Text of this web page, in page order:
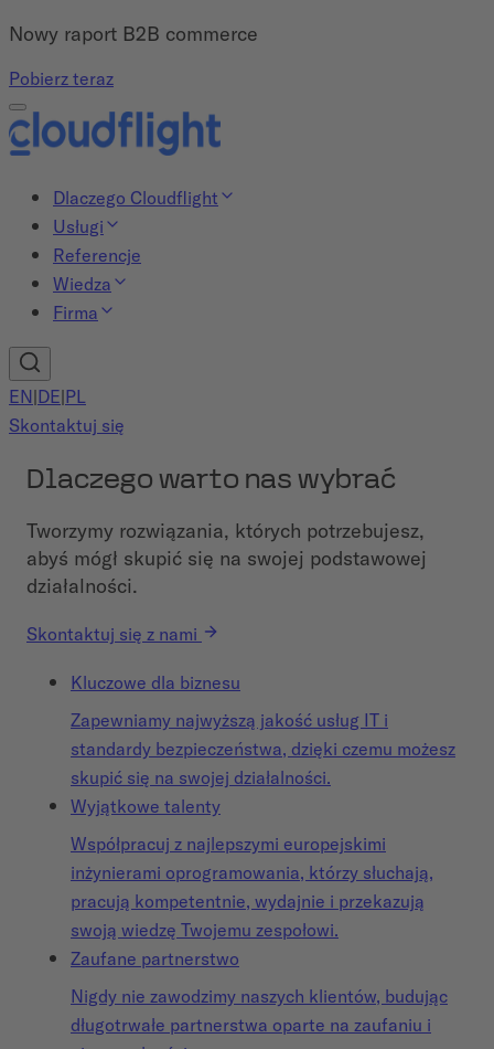
Nowy raport B2B commerce
Pobierz teraz
Dlaczego Cloudflight
Usługi
Referencje
Wiedza
Firma
EN|DE|PL
Skontaktuj się
Dlaczego warto nas wybrać
Tworzymy rozwiązania, których potrzebujesz,
abyś mógł skupić się na swojej podstawowej
działalności.
Skontaktuj się z nami
Kluczowe dla biznesu
Zapewniamy najwyższą jakość usług IT i
standardy bezpieczeństwa, dzięki czemu możesz
skupić się na swojej działalności.
Wyjątkowe talenty
Współpracuj z najlepszymi europejskimi
inżynierami oprogramowania, którzy słuchają,
pracują kompetentnie, wydajnie i przekazują
swoją wiedzę Twojemu zespołowi.
Zaufane partnerstwo
Nigdy nie zawodzimy naszych klientów, budując
długotrwałe partnerstwa oparte na zaufaniu i